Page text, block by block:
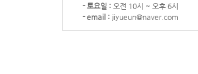
- 토요일 : 오전 10시 ~ 오후 6시
- email : jiyueun@naver.com